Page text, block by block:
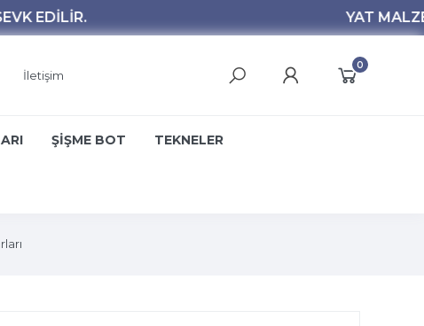
İletişim
0
ŞİŞME BOT TEKNELER